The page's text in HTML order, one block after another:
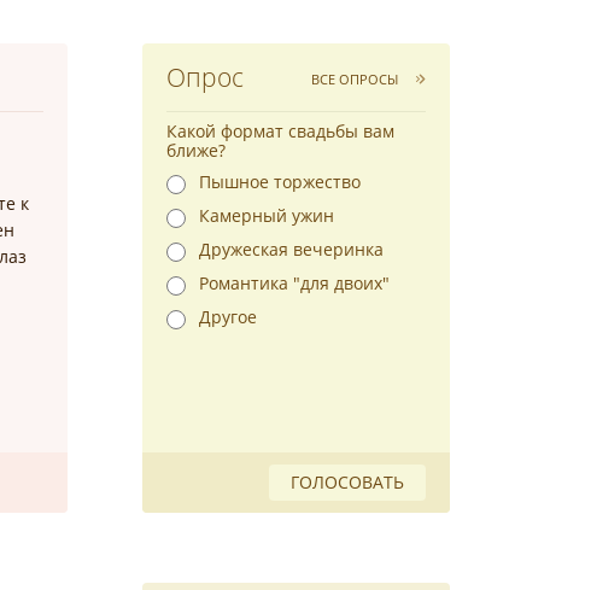
к
Опрос ВСЕ ОПРОСЫ
Какой формат свадьбы вам
ближе?
Пышное торжество
Камерный ужин
Дружеская вечеринка
Романтика "для двоих"
Другое
ГОЛОСОВАТЬ